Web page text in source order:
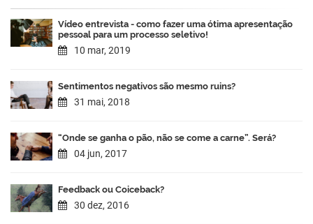
Vídeo entrevista - como fazer uma ótima apresentação
pessoal para um processo seletivo!
10 mar, 2019
Sentimentos negativos são mesmo ruins?
31 mai, 2018
“Onde se ganha o pão, não se come a carne”. Será?
04 jun, 2017
Feedback ou Coiceback?
30 dez, 2016